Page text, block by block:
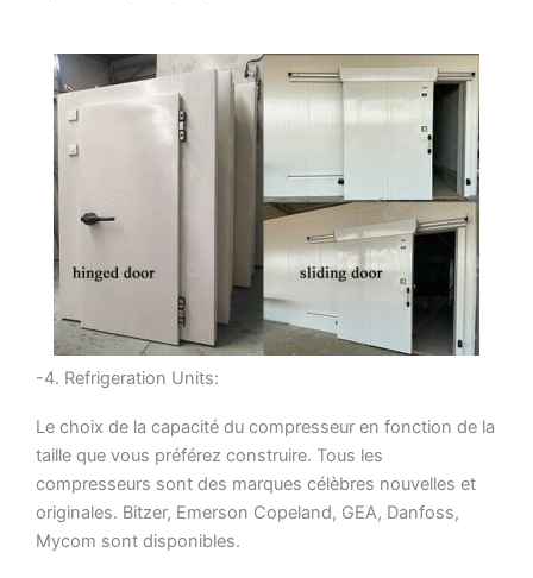
-4. Refrigeration Units:
Le choix de la capacité du compresseur en fonction de la
taille que vous préférez construire. Tous les
compresseurs sont des marques célèbres nouvelles et
originales. Bitzer, Emerson Copeland, GEA, Danfoss,
Mycom sont disponibles.